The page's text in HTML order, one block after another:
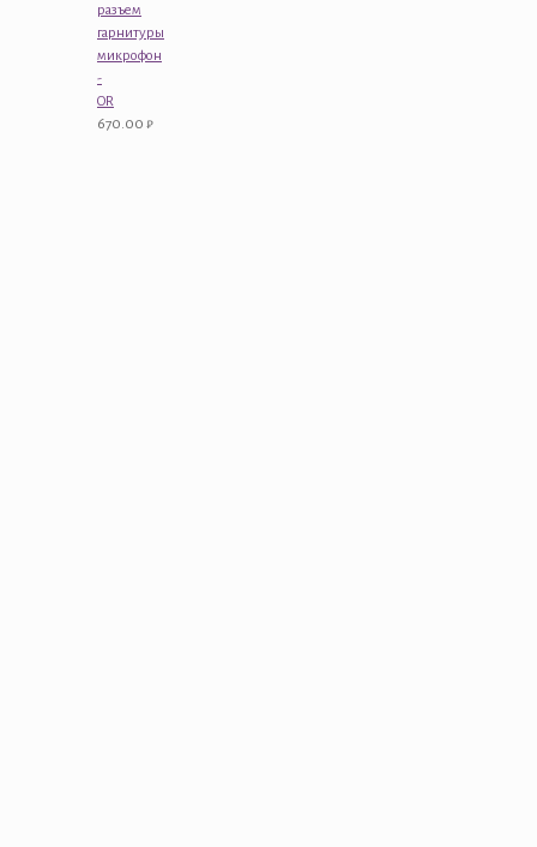
разъем
гарнитуры
микрофон
-
OR
670.00 ₽